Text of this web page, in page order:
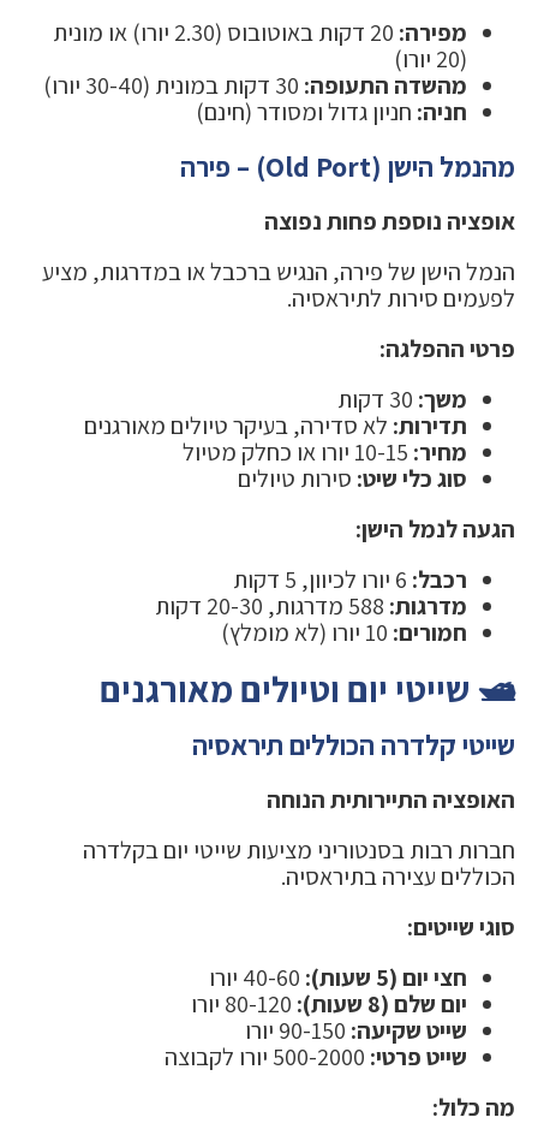
מפירה:
20 דקות באוטובוס (2.30 יורו) או מונית
(20 יורו)
מהשדה התעופה:
חניה: חניון גדול ומסודר (חינם)
מהנמל הישן (Old Port) – פירה
אופציה נוספת פחות נפוצה
הנמל הישן של פירה, הנגיש ברכבל או במדרגות, מציע
לפעמים סירות לתיראסיה.
פרטי ההפלגה:
משך:
תדירות: לא סדירה, בעיקר טיולים מאורגנים
מחיר:
סוג כלי שיט: סירות טיולים
הגעה לנמל הישן:
רכבל:
מדרגות:
חמורים:
🛥️ שייטי יום וטיולים מאורגנים
שייטי קלדרה הכוללים תיראסיה
האופציה התיירותית הנוחה
חברות רבות בסנטוריני מציעות שייטי יום בקלדרה
הכוללים עצירה בתיראסיה.
סוגי שייטים:
חצי יום (5 שעות):
יום שלם (8 שעות):
שייט שקיעה:
שייט פרטי:
מה כלול: